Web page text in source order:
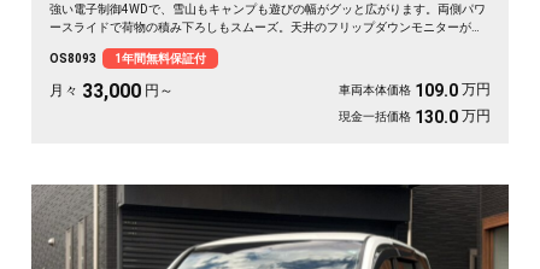
強い電子制御4WDで、雪山もキャンプも遊びの幅がグッと広がります。両側パワ
ースライドで荷物の積み下ろしもスムーズ。天井のフリップダウンモニターがあ
いた一台で、週末の遠出が待ち遠しくなりますよ。乗り込むほどに頼れる相棒に
💫🏔️🚗✌️《1年保証付》
OS8093 1年間無料保証付
月々 33,000 円～ 車両本体価格 109.0 万円
現金一括価格 130.0 万円